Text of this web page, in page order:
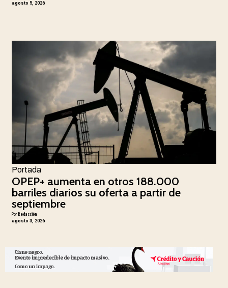
agosto 5, 2026
Portada
OPEP+ aumenta en otros 188.000
barriles diarios su oferta a partir de
septiembre
PorRedacción
agosto 3, 2026